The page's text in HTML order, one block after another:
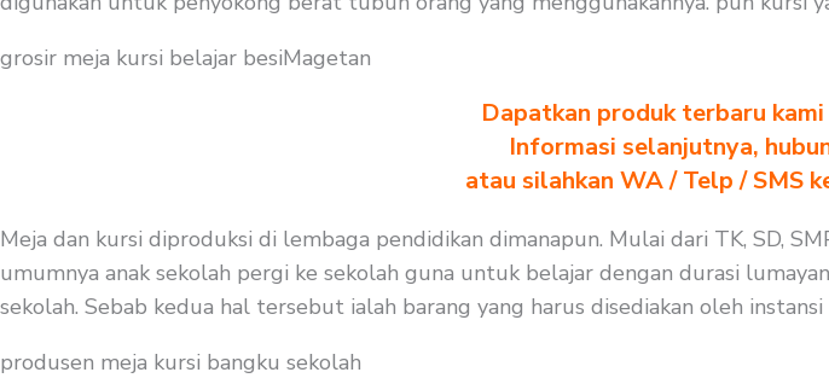
grosir meja kursi belajar besiMagetan
Dapatkan produk terbaru
Informasi selanjutnya,
atau silahkan WA / Telp / SMS
Meja dan kursi diproduksi di lembaga pendidikan dimanapun. Mulai dari TK, SD,
umumnya anak sekolah pergi ke sekolah guna untuk belajar dengan durasi
sekolah. Sebab kedua hal tersebut ialah barang yang harus disediakan oleh
produsen meja kursi bangku sekolah